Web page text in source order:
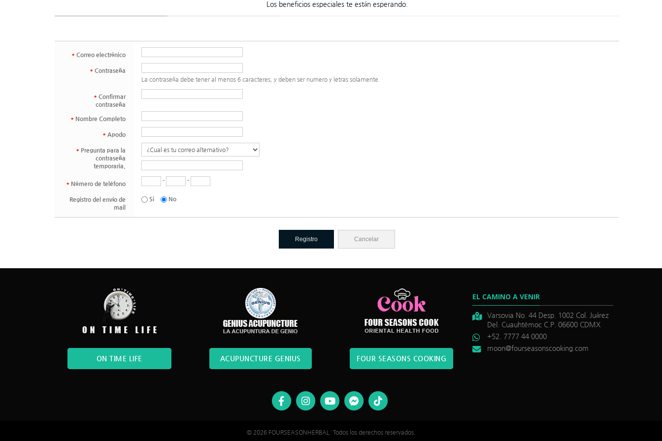
Los beneficios especiales te están esperando.
* Correo electrónico
* Contraseña
La contraseña debe tener al menos 6 caracteres, y deben ser numero y letras solamente.
* Confirmar
contraseña
* Nombre Completo
* Apodo
* Pregunta para la
contraseña
temporaria.
* Número de teléfono - -
Registro del envío de
mail
Si No
Cancelar
ON TIME LIFE ACUPUNCTURE GENIUS FOUR SEASONS COOKING
EL CAMINO A VENIR
Varsovia No. 44 Desp. 1002 Col. Juárez
Del. Cuauhtémoc C.P. 06600 CDMX
+52. 7777 44 0000
moon@fourseasonscooking.com
© 2026 FOURSEASONHERBAL. Todos los derechos reservados.